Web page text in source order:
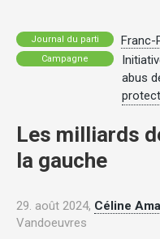
Journal du parti Franc-
Campagne
abus
Les milliards
la gauche
29. août 2024, Céline
Vandoeuvres